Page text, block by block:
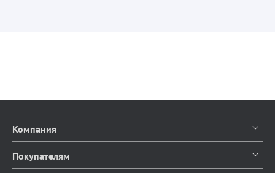
Компания
О компании
Покупателям